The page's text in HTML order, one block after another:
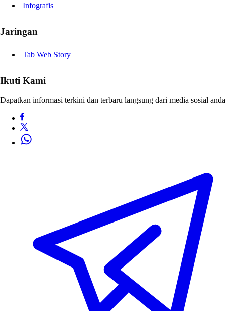
Infografis
Jaringan
Tab Web Story
Ikuti Kami
Dapatkan informasi terkini dan terbaru langsung dari media sosial anda